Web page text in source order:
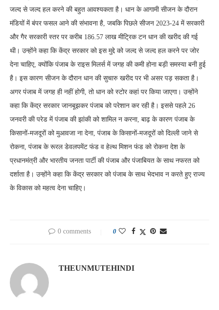
जल्द से जल्द हल करने की बहुत आवश्यकता है। धान के आगामी सीजन के दौरान
मंडियों में बंपर फसल आने की संभावना है, जबकि पिछले सीजन 2023-24 में सरकारी
और गैर सरकारी स्तर पर करीब 186.57 लाख मीट्रिक टन धान की खरीद की गई
थी। उन्होंने कहा कि केंद्र सरकार को इस मुद्दे को जल्द से जल्द हल करने पर जोर
देना चाहिए, क्योंकि पंजाब के राइस मिलर्स में जगह की कमी होना बड़ी समस्या बनी हुई
है। इस कारण सीजन के दौरान धान की सुचारु खरीद पर भी असर पड़ सकता है।
अगर पंजाब में जगह ही नहीं होगी, तो धान को स्टोर कहां पर किया जाएगा। उन्होंने
कहा कि केंद्र सरकार जानबूझकर पंजाब को परेशान कर रही है। इससे पहले 26
जनवरी की परेड में पंजाब की झांकी को शामिल न करना, बाढ़ के कारण पंजाब के
किसानों-मजदूरों को मुआवजा ना देना, पंजाब के किसानों-मजदूरों को दिल्ली जाने से
रोकना, पंजाब के रूरल डेवलपमेंट फंड व हेल्थ मिशन फंड को रोकना देश के
प्रधानमंत्री और भारतीय जनता पार्टी की पंजाब और पंजाबियत के साथ नफरत को
दर्शाता है। उन्होंने कहा कि केंद्र सरकार को पंजाब के साथ भेदभाव न करते हुए राज्य
के विकास को महत्व देना चाहिए।
0 comments 0
THEUNMUTEHINDI